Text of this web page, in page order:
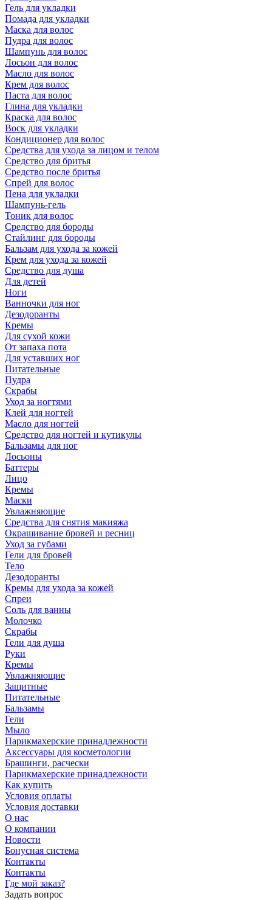
Гель для укладки
Помада для укладки
Маска для волос
Пудра для волос
Шампунь для волос
Лосьон для волос
Масло для волос
Крем для волос
Паста для волос
Глина для укладки
Краска для волос
Воск для укладки
Кондиционер для волос
Средства для ухода за лицом и телом
Средство для бритья
Средство после бритья
Спрей для волос
Пена для укладки
Шампунь-гель
Тоник для волос
Средство для бороды
Стайлинг для бороды
Бальзам для ухода за кожей
Крем для ухода за кожей
Средство для душа
Для детей
Ноги
Ванночки для ног
Дезодоранты
Кремы
Для сухой кожи
От запаха пота
Для уставших ног
Питательные
Пудра
Скрабы
Уход за ногтями
Клей для ногтей
Масло для ногтей
Средство для ногтей и кутикулы
Бальзамы для ног
Лосьоны
Баттеры
Лицо
Кремы
Маски
Увлажняющие
Средства для снятия макияжа
Окрашивание бровей и ресниц
Уход за губами
Гели для бровей
Тело
Дезодоранты
Кремы для ухода за кожей
Спреи
Соль для ванны
Молочко
Скрабы
Гели для душа
Руки
Кремы
Увлажняющие
Защитные
Питательные
Бальзамы
Гели
Мыло
Парикмахерские принадлежности
Аксессуары для косметологии
Брашинги, расчески
Парикмахерские принадлежности
Как купить
Условия оплаты
Условия доставки
О нас
О компании
Новости
Бонусная система
Контакты
Контакты
Где мой заказ?
Задать вопрос